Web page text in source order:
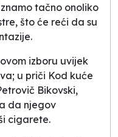
tačno onoliko
što će reći da su
izboru uvijek
u priči Kod kuće
Bikovski,
da njegov
cigarete.